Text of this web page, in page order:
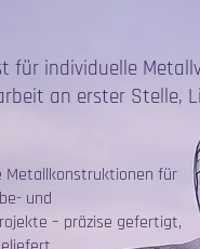
für individuelle
an erster Stelle,
für
und
– präzise gefertigt,